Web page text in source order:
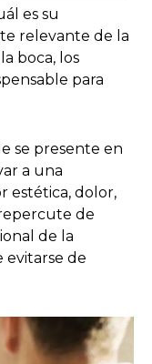
es su
relevante de la
boca, los
para
se presente en
a una
estética, dolor,
de
de la
evitarse de